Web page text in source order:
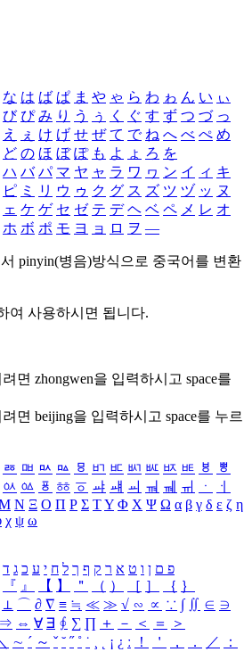
な は ば ぱ ま や ゃ ら わ ゎ ん い ぃ
び ぴ み り う ぅ く ぐ す ず つ づ っ
え ぇ け げ せ ぜ て で ね へ べ ぺ め
ど の ほ ぼ ぽ も よ ょ ろ を
ハ バ パ マ ヤ ャ ラ ワ ヮ ン イ ィ キ
ピ ミ リ ウ ゥ ク グ ス ズ ツ ヅ ッ ヌ
ェ ケ ゲ セ ゼ テ デ ヘ ベ ペ メ レ オ
ホ ボ ポ モ ヨ ョ ロ ヲ ―
pinyin(병음)방식으로 중국어를 변환
여 사용하시면 됩니다.
면 zhongwen을 입력하시고 space를
면 beijing을 입력하시고 space를 누르
ㅭ ㅮ ㅯ ㅰ ㅱ ㅲ ㅳ ㅴ ㅵ ㅶ ㅷ ㅸ
ㅹ
ㆂ ㆃ ㆄ ㆅ ㆆ ㆇ ㆈ ㆉ ㆊ ㆋ ㆌ ㆍ
ㆎ
Ν Ξ Ο Π Ρ Σ ΤΥ Φ Χ Ψ Ω α β γ δ ε ζ η
χ ψ ω
פ ם ן ו ט א ר ק ף ך ל ח י ע כ ג ד
『 』 【 】 ＂ （ ） ［ ］ ｛ ｝
⊥ ⌒ ∂ ∇ ≡ ≒ ≪ ≫ √ ∽ ∝ ∵ ∫ ∬ ∈ ∋
⇒ ⇔ ∀ ∃ ∮ ∑ ∏ ＋ － ＜ ＝
＞
∼ ´ ～ ˇ ˘ ˝ ˚ ˙ ¸ ¡ ¿ ː ！ ＇ ， ． ／
：